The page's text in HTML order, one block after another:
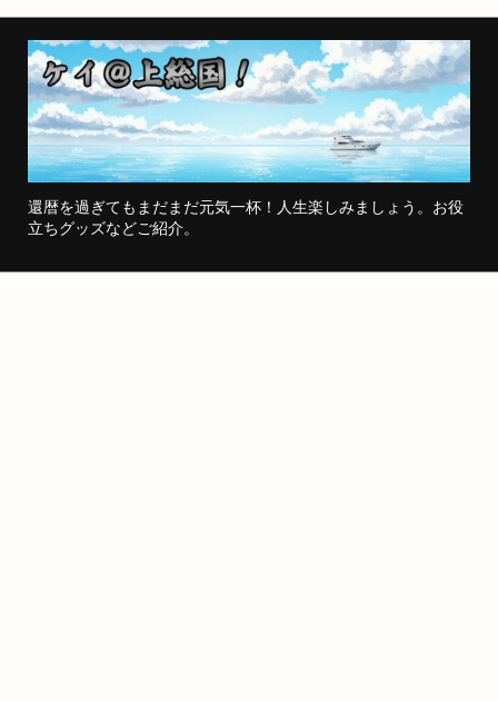
還暦を過ぎてもまだまだ元気一杯！人生楽しみましょう。お役
立ちグッズなどご紹介。